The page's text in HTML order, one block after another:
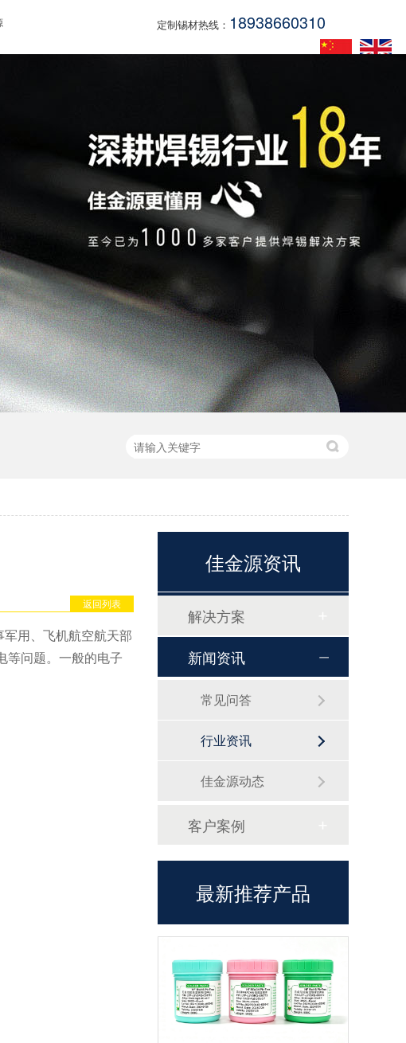
定制锡材热线： 18938660310
返回列表
用、飞机航空航天部
等问题。一般的电子
佳金源资讯
解决方案
新闻资讯
常见问答
行业资讯
佳金源动态
客户案例
最新推荐产品